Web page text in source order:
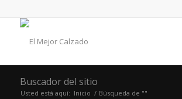
Buscador del sitio
Usted está aquí: Inicio / Búsqueda de ""